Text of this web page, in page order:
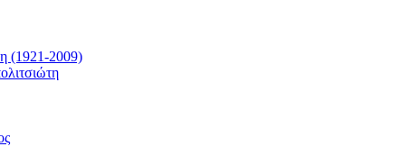
(1921-2009)